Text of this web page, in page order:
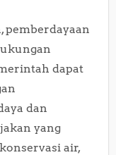
pemberdayaan
dapat
dan
yang
air,